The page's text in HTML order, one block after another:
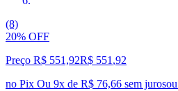
(8)
20% OFF
Preço R$ 551,92R$ 551,92
no Pix Ou 9x de R$ 76,66 sem jurosou